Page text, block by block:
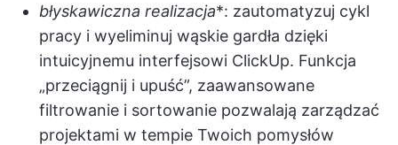
błyskawiczna realizacja*: zautomatyzuj cykl
pracy i wyeliminuj wąskie gardła dzięki
intuicyjnemu interfejsowi ClickUp. Funkcja
„przeciągnij i upuść”, zaawansowane
filtrowanie i sortowanie pozwalają zarządzać
projektami w tempie Twoich pomysłów